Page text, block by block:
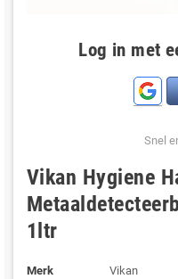
Log in met
Snel
Vikan Hygiene
1ltr
Merk
Vikan